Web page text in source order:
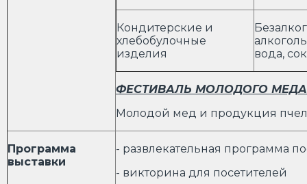
Кондитерские и
хлебобулочные
изделия
вода,
ФЕСТИВАЛЬ МОЛОДОГО МЕДА
Молодой мед и продукция
Программа
выставки
- развлекательная программа
- викторина для посетителей